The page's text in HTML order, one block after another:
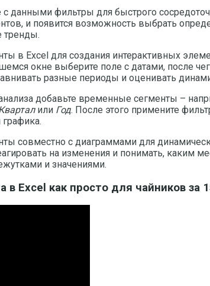
с данными фильтры для быстрого
и появится возможность выбрать
тренды.
в Excel для создания интерактивных
окне выберите поле с датами, после
разные периоды и оценивать
добавьте временные сегменты –
или Год. После этого примените
совместно с диаграммами для
на изменения и понимать, каким
и значениями.
в Excel как просто для чайников